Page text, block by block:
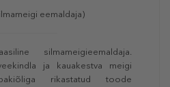
eemaldaja)
silmameigieemaldaja.
ja kauakestva meigi
rikastatud toode